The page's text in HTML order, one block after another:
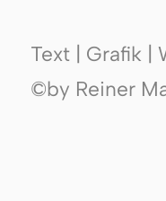
Text | Grafik |
©by Reiner